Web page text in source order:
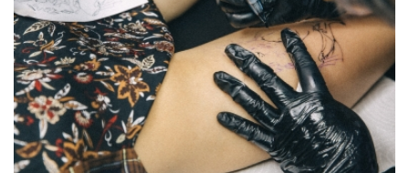
ค้นหา